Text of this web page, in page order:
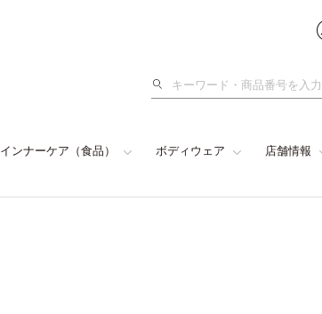
検
インナーケア（食品） ボディウェア 店舗情報